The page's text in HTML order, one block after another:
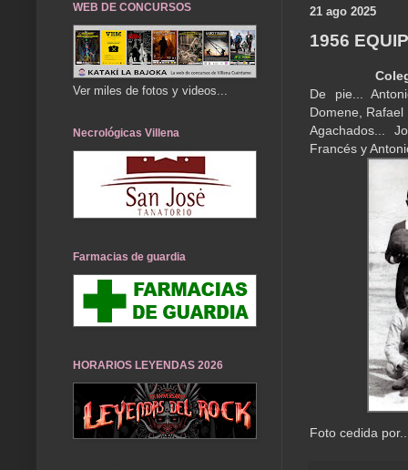
21 ago 2025
1956
De pie...
Domene,
Agachados...
Francés y
Foto cedida
WEB DE CONCURSOS
Ver miles de fotos y videos...
Necrológicas Villena
Farmacias de guardia
HORARIOS LEYENDAS 2026